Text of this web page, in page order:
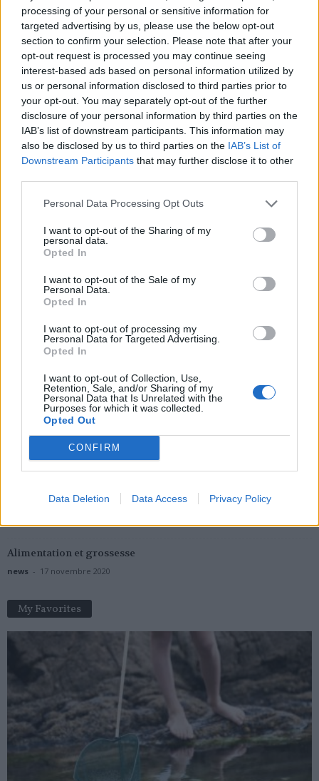
processing of your personal or sensitive information for
targeted advertising by us, please use the below opt-out
section to confirm your selection. Please note that after your
opt-out request is processed you may continue seeing
interest-based ads based on personal information utilized by
us or personal information disclosed to third parties prior to
your opt-out. You may separately opt-out of the further
disclosure of your personal information by third parties on the
IAB’s list of downstream participants. This information may
also be disclosed by us to third parties on the IAB’s List of
Downstream Participants that may further disclose it to other
Personal Data Processing Opt Outs
I want to opt-out of the Sharing of my
personal data.
Opted In
I want to opt-out of the Sale of my
Personal Data.
Opted In
I want to opt-out of processing my
Personal Data for Targeted Advertising.
Opted In
I want to opt-out of Collection, Use,
Retention, Sale, and/or Sharing of my
Personal Data that Is Unrelated with the
Purposes for which it was collected.
Opted Out
CONFIRM
Data Deletion Data Access Privacy Policy
gauche ?
news
RELATED ARTICLES MORE FROM AUTHOR
clé pour préserver votre
cerveau ou le mettre en
problèmes urinaires : le
secret inattendu des
risque accru
d’hypertension à ne pas
Nouveau rappel de 64 lots de Valsartan annonce l’Agence du
médicament
24 décembre 2018
Urine : les couleurs qui doivent vous alerter
news - 7 décembre 2020
Viagra : une protection contre la maladie d’Alzheimer ?
news - 8 décembre 2021
Alimentation et grossesse
news - 17 novembre 2020
My Favorites